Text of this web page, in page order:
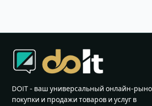
DOIT - ваш универсальный онлайн-
покупки и продажи товаров и услуг в